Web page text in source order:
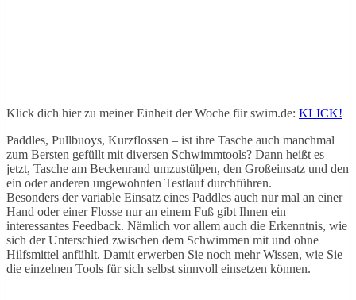
Klick dich hier zu meiner Einheit der Woche für swim.de: KLICK!
Paddles, Pullbuoys, Kurzflossen – ist ihre Tasche auch manchmal
zum Bersten gefüllt mit diversen Schwimmtools? Dann heißt es
jetzt, Tasche am Beckenrand umzustülpen, den Großeinsatz und den
ein oder anderen ungewohnten Testlauf durchführen.
Besonders der variable Einsatz eines Paddles auch nur mal an einer
Hand oder einer Flosse nur an einem Fuß gibt Ihnen ein
interessantes Feedback. Nämlich vor allem auch die Erkenntnis, wie
sich der Unterschied zwischen dem Schwimmen mit und ohne
Hilfsmittel anfühlt. Damit erwerben Sie noch mehr Wissen, wie Sie
die einzelnen Tools für sich selbst sinnvoll einsetzen können.